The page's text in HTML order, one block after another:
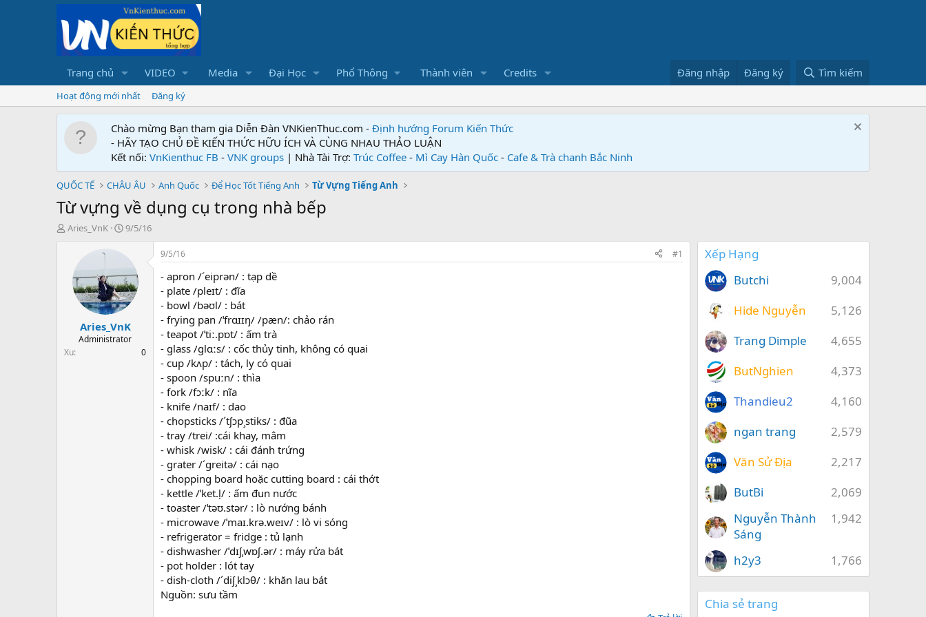
Trang chủ VIDEO Media Đại Học Phổ Thông Thành viên Credits Đăng nhập Đăng ký Tìm kiếm
Hoạt động mới nhất Đăng ký
Chào mừng Bạn tham gia Diễn Đàn VNKienThuc.com - Định hướng Forum Kiến Thức
- HÃY TẠO CHỦ ĐỀ KIẾN THỨC HỮU ÍCH VÀ CÙNG NHAU THẢO LUẬN
Kết nối: VnKienthuc FB - VNK groups | Nhà Tài Trợ: Trúc Coffee - Mì Cay Hàn Quốc - Cafe & Trà chanh Bắc Ninh
QUỐC TẾ CHÂU ÂU Anh Quốc Để Học Tốt Tiếng Anh Từ Vựng Tiếng Anh
Từ vựng về dụng cụ trong nhà bếp
T
t
Aries_VnK
N
g
ử
i
9/5/16
Aries_VnK
Administrator
Xu
0
9/5/16 #1
- apron /´eiprən/ : tạp dề
- plate /pleɪt/ : đĩa
- bowl /bəʊl/ : bát
- frying pan /ˈfrɑɪɪŋ/ /pæn/: chảo rán
- teapot /ˈtiː.pɒt/ : ấm trà
- glass /ɡlɑːs/ : cốc thủy tinh, không có quai
- cup /kʌp/ : tách, ly có quai
- spoon /spuːn/ : thìa
- fork /fɔːk/ : nĩa
- knife /naɪf/ : dao
- chopsticks /´tʃɔp¸stiks/ : đũa
- tray /trei/ :cái khay, mâm
- whisk /wisk/ : cái đánh trứng
- grater /´greitə/ : cái nạo
- chopping board hoặc cutting board : cái thớt
- kettle /ˈket.l̩/ : ấm đun nước
- toaster /ˈtəʊ.stər/ : lò nướng bánh
- microwave /ˈmaɪ.krə.weɪv/ : lò vi sóng
- refrigerator = fridge : tủ lạnh
- dishwasher /ˈdɪʃˌwɒʃ.ər/ : máy rửa bát
- pot holder : lót tay
- dish-cloth /´diʃ¸klɔθ/ : khăn lau bát
Nguồn: sưu tầm
Xếp Hạng
9,004
Butchi
5,126
Hide Nguyễn
4,655
Trang Dimple
4,373
ButNghien
4,160
Thandieu2
2,579
ngan trang
2,217
Văn Sử Địa
2,069
ButBi
1,942
Nguyễn Thành
Sáng
1,766
h2y3
Chia sẻ trang